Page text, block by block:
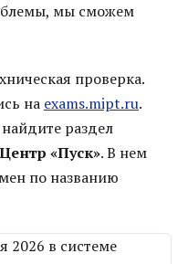
мы сможем
проверка.
на exams.mipt.ru.
раздел
«Пуск». В нем
по названию